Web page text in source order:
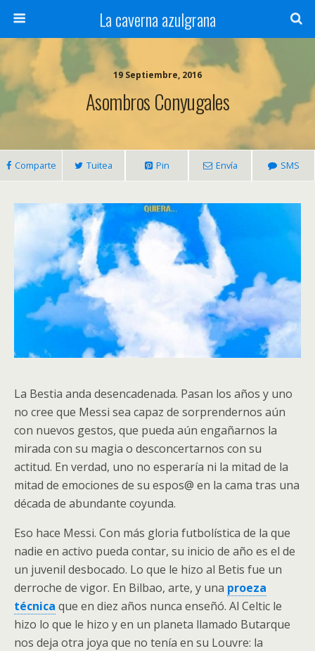
La caverna azulgrana
19 Septiembre, 2016
Asombros Conyugales
Comparte Tuitea Pin Envía SMS
La Bestia anda desencadenada. Pasan los años y uno
no cree que Messi sea capaz de sorprendernos aún
con nuevos gestos, que pueda aún engañarnos la
mirada con su magia o desconcertarnos con su
actitud. En verdad, uno no esperaría ni la mitad de la
mitad de emociones de su espos@ en la cama tras una
década de abundante coyunda.
Eso hace Messi. Con más gloria futbolística de la que
nadie en activo pueda contar, su inicio de año es el de
un juvenil desbocado. Lo que le hizo al Betis fue un
derroche de vigor. En Bilbao, arte, y una proeza
técnica que en diez años nunca enseñó. Al Celtic le
hizo lo que le hizo y en un planeta llamado Butarque
nos deja otra joya que no tenía en su Louvre: la